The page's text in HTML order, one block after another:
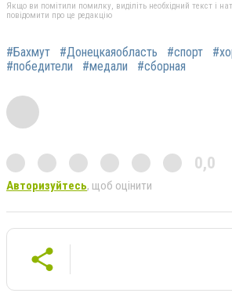
Якщо ви помітили помилку, виділіть необхідний текст і
повідомити про це редакцію
#Бахмут #Донецкаяобласть #спорт
#победители
#медали #сборная
0,0
Авторизуйтесь, щоб оцінити